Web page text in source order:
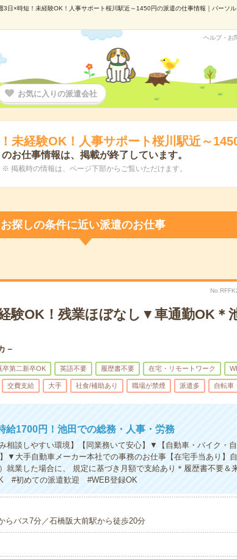
3日×時短！未経験OK！人事サポート桜川駅近～1450円の派遣の仕事情報｜パーソ
ヘルプ・お
お気に入りの派遣会社
未経験OK！人事サポート桜川駅近～
のお仕事情報は、掲載が終了しています。
※ 掲載時の情報は、ページ下部からご覧いただけます。
お探しの条件に近い派遣のお仕事
経験OK！残業ほぼなし▼車通勤OK＊
－
卒第二新卒OK 英語不要 履歴書不要 在宅・リモートワーク
交費支給 大手 社食/補助あり 職場が禁煙 派遣多 自転車
給1700円！池田での総務・人事・労務
相談しやすい環境】【同業務いて安心】▼【自動車・バイク・
▼大手自動車メーカー本社での事務のお仕事【在宅手当あり】自
就業した場合に、 規定に基づき月額で支給あり＊履歴書不要＆
#初めての派遣歓迎 #WEB登録OK
らバス7分／石橋阪大前駅から徒歩20分